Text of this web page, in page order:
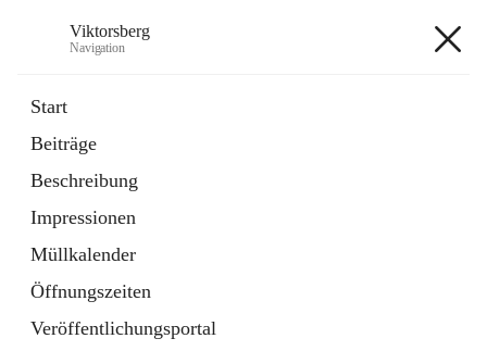
Viktorsberg
Navigation
Start
Beiträge
Beschreibung
Impressionen
Müllkalender
Öffnungszeiten
Veröffentlichungsportal
1 Schnellzugriff
Bürgerservice
10 Schnellzugriffe